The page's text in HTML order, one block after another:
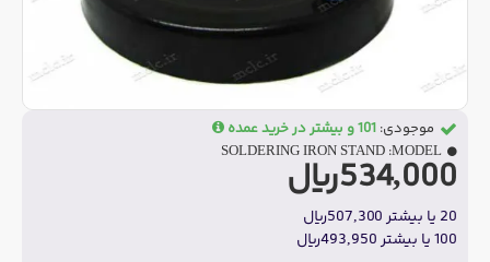
534,000ریال
20 یا بیشتر 507,300ریال
100 یا بیشتر 493,950ریال
موجودی: 101 و بیشتر در خرید عمده
MODEL:
SOLDERING IRON STAND